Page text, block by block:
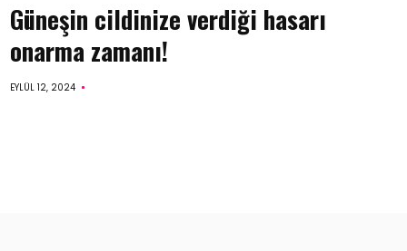
Güneşin cildinize verdiği hasarı
onarma zamanı!
EYLÜL 12, 2024